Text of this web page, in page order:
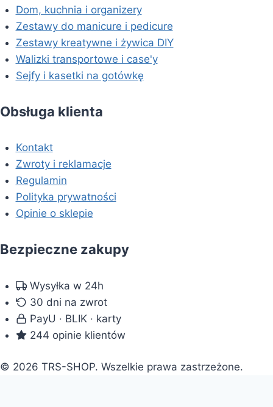
Dom, kuchnia i organizery
Zestawy do manicure i pedicure
Zestawy kreatywne i żywica DIY
Walizki transportowe i case'y
Sejfy i kasetki na gotówkę
Obsługa klienta
Kontakt
Zwroty i reklamacje
Regulamin
Polityka prywatności
Opinie o sklepie
Bezpieczne zakupy
Wysyłka w 24h
30 dni na zwrot
PayU · BLIK · karty
244 opinie klientów
© 2026 TRS-SHOP. Wszelkie prawa zastrzeżone.